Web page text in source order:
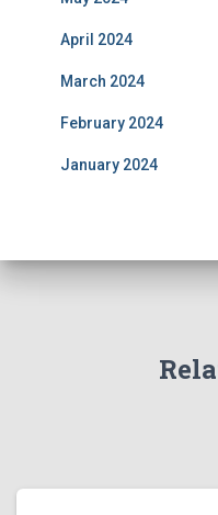
April 2024
March 2024
February 2024
January 2024